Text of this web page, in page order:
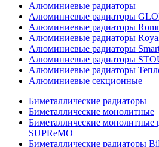
Алюминиевые радиаторы
Алюминиевые радиаторы
Алюминиевые радиаторы
Алюминиевые радиаторы
Алюминиевые радиаторы
Алюминиевые радиаторы
Алюминиевые радиаторы
Алюминиевые секционные
Биметаллические радиаторы
Биметаллические монолитные
Биметаллические монолитные
SUPReMO
Биметаллические радиаторы